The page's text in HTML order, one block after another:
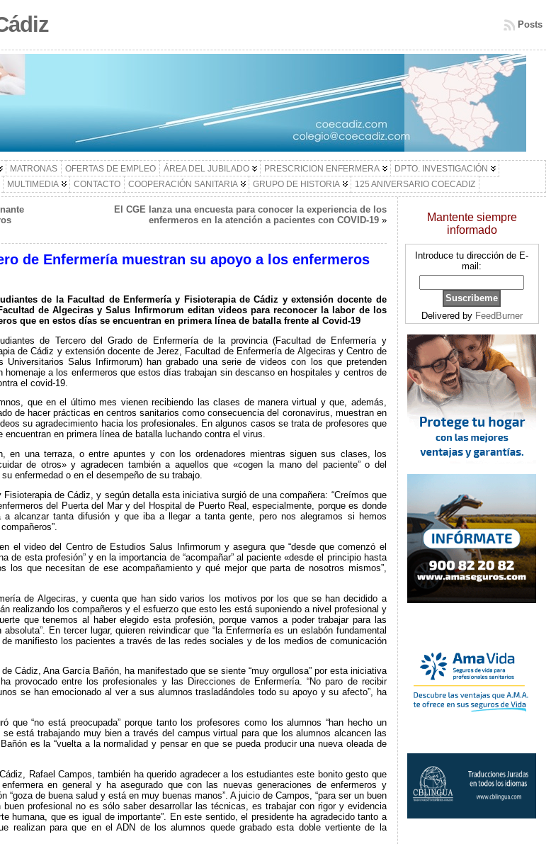
Posts
MATRONAS OFERTAS DE EMPLEO ÁREA DEL JUBILADO PRESCRICION ENFERMERA
DPTO. INVESTIGACIÓN
MULTIMEDIA CONTACTO COOPERACIÓN SANITARIA GRUPO DE HISTORIA 125 ANIVERSARIO COECADIZ
El CGE lanza una encuesta para conocer la experiencia de los
enfermeros en la atención a pacientes con COVID-19»
de Enfermería muestran su apoyo a los enfermeros
de la Facultad de Enfermería y Fisioterapia de Cádiz y extensión docente de
de Algeciras y Salus Infirmorum editan videos para reconocer la labor de los
que en estos días se encuentran en primera línea de batalla frente al Covid-19
de Tercero del Grado de Enfermería de la provincia (Facultad de Enfermería y
de Cádiz y extensión docente de Jerez, Facultad de Enfermería de Algeciras y Centro de
Universitarios Salus Infirmorum) han grabado una serie de videos con los que pretenden
homenaje a los enfermeros que estos días trabajan sin descanso en hospitales y centros de
el covid-19.
que en el último mes vienen recibiendo las clases de manera virtual y que, además,
de hacer prácticas en centros sanitarios como consecuencia del coronavirus, muestran en
su agradecimiento hacia los profesionales. En algunos casos se trata de profesores que
encuentran en primera línea de batalla luchando contra el virus.
en una terraza, o entre apuntes y con los ordenadores mientras siguen sus clases, los
de otros» y agradecen también a aquellos que «cogen la mano del paciente” o del
enfermedad o en el desempeño de su trabajo.
de Cádiz, y según detalla esta iniciativa surgió de una compañera: “Creímos que
del Puerta del Mar y del Hospital de Puerto Real, especialmente, porque es donde
a alcanzar tanta difusión y que iba a llegar a tanta gente, pero nos alegramos si hemos
el video del Centro de Estudios Salus Infirmorum y asegura que “desde que comenzó el
de esta profesión” y en la importancia de “acompañar” al paciente «desde el principio hasta
los que necesitan de ese acompañamiento y qué mejor que parta de nosotros mismos”,
de Algeciras, y cuenta que han sido varios los motivos por los que se han decidido a
realizando los compañeros y el esfuerzo que esto les está suponiendo a nivel profesional y
que tenemos al haber elegido esta profesión, porque vamos a poder trabajar para las
En tercer lugar, quieren reivindicar que “la Enfermería es un eslabón fundamental
manifiesto los pacientes a través de las redes sociales y de los medios de comunicación
Cádiz, Ana García Bañón, ha manifestado que se siente “muy orgullosa” por esta iniciativa
provocado entre los profesionales y las Direcciones de Enfermería. “No paro de recibir
se han emocionado al ver a sus alumnos trasladándoles todo su apoyo y su afecto”, ha
que “no está preocupada” porque tanto los profesores como los alumnos “han hecho un
está trabajando muy bien a través del campus virtual para que los alumnos alcancen las
es la “vuelta a la normalidad y pensar en que se pueda producir una nueva oleada de
Rafael Campos, también ha querido agradecer a los estudiantes este bonito gesto que
en general y ha asegurado que con las nuevas generaciones de enfermeros y
“goza de buena salud y está en muy buenas manos”. A juicio de Campos, “para ser un buen
profesional no es sólo saber desarrollar las técnicas, es trabajar con rigor y evidencia
humana, que es igual de importante”. En este sentido, el presidente ha agradecido tanto a
realizan para que en el ADN de los alumnos quede grabado esta doble vertiente de la
Mantente siempre
informado
Introduce tu dirección de E-
mail:
Delivered by FeedBurner